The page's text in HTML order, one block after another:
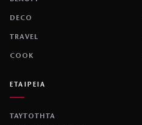
DECO
TRAVEL
COOK
ΕΤΑΙΡΕΙΑ
ΤΑΥΤΟΤΗΤΑ